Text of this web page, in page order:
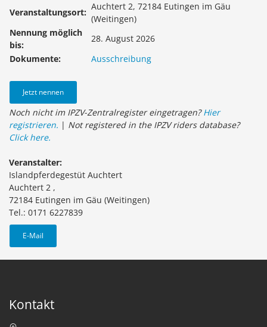
Veranstaltungsort:
Auchtert 2, 72184 Eutingen im Gäu
(Weitingen)
Nennung möglich
bis:
28. August 2026
Dokumente:
Ausschreibung
Jetzt nennen
Noch nicht im IPZV-Zentralregister eingetragen?Hier
registrieren. | Not registered in the IPZV riders database?
Click here.
Veranstalter:
Islandpferdegestüt Auchtert
Auchtert 2 ,
72184 Eutingen im Gäu (Weitingen)
Tel.: 0171 6227839
E-Mail
Kontakt